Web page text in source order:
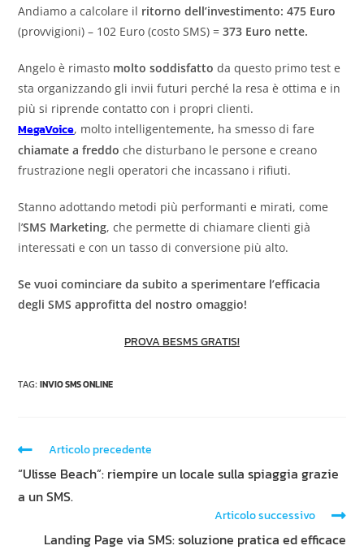
Andiamo a calcolare il ritorno dell’investimento: 475 Euro
(provvigioni) – 102 Euro (costo SMS) =373 Euro nette.
Angelo è rimasto molto soddisfatto da questo primo test e
sta organizzando gli invii futuri perché la resa è ottima e in
più si riprende contatto con i propri clienti.
MegaVoice, molto intelligentemente, ha smesso di fare
chiamate a freddo che disturbano le persone e creano
frustrazione negli operatori che incassano i rifiuti.
Stanno adottando metodi più performanti e mirati, come
l’SMS Marketing, che permette di chiamare clienti già
interessati e con un tasso di conversione più alto.
Se vuoi cominciare da subito a sperimentare l’efficacia
degli SMS approfitta del nostro omaggio!
PROVA BESMS GRATIS!
TAG:INVIO SMS ONLINE
Articolo precedente
“Ulisse Beach”: riempire un locale sulla spiaggia grazie
a un SMS.
Articolo successivo
Landing Page via SMS: soluzione pratica ed efficace